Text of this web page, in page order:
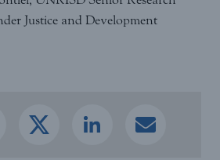
Justice and Development